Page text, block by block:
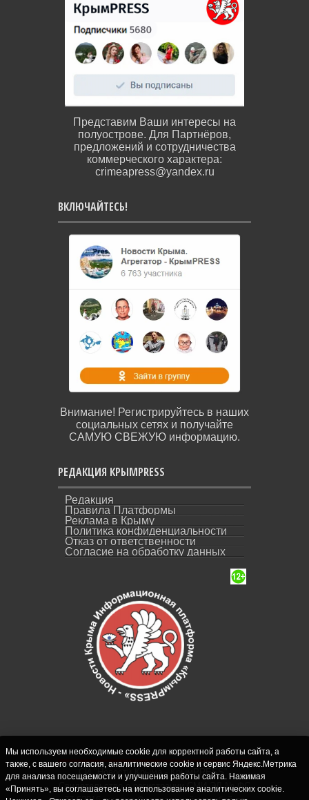
Представим Ваши интересы на
полуострове. Для Партнёров,
предложений и сотрудничества
коммерческого характера:
crimeapress@yandex.ru
ВКЛЮЧАЙТЕСЬ!
Внимание! Регистрируйтесь в наших
социальных сетях и получайте
САМУЮ СВЕЖУЮ информацию.
РЕДАКЦИЯ КРЫМPRESS
Редакция
Правила Платформы
Реклама в Крыму
Политика конфиденциальности
Отказ от ответственности
Согласие на обработку данных
СИ "Новости Крыма - КрымPRESS".
Свидетельство о регистрации СМИ ЭЛ № ФС
Мы используем необходимые cookie для корректной работы сайта, а
также, с вашего согласия, аналитические cookie и сервис Яндекс.Метрика
для анализа посещаемости и улучшения работы сайта. Нажимая
«Принять», вы соглашаетесь на использование аналитических cookie.